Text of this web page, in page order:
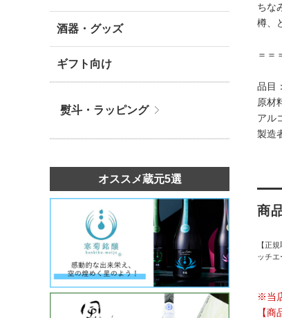
ちな
樽、
＝＝
品目
原材
アル
製造
商
【正
ッチエ
※当
【
酒器・グッズ
ギフト向け
熨斗・ラッピング
オススメ蔵元5選